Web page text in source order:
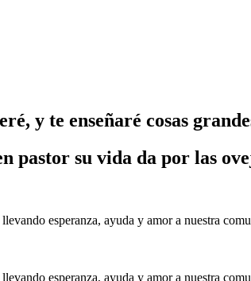
y te enseñaré cosas
pastor su vida da por las
esperanza, ayuda y amor a nuestra
esperanza, ayuda y amor a nuestra